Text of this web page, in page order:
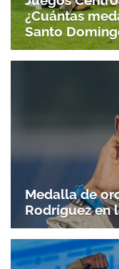
¿Cuántas
Santo
Medalla de
Rodríguez en